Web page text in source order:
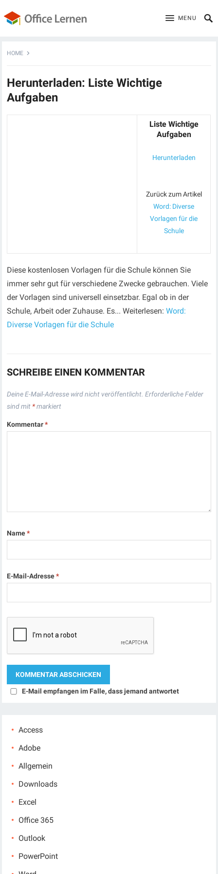
MENU
HOME
Herunterladen: Liste Wichtige
Aufgaben
Liste Wichtige
Aufgaben
Herunterladen
Zurück zum Artikel
Word: Diverse
Vorlagen für die
Schule
Diese kostenlosen Vorlagen für die Schule können Sie
immer sehr gut für verschiedene Zwecke gebrauchen. Viele
der Vorlagen sind universell einsetzbar. Egal ob in der
Schule, Arbeit oder Zuhause. Es... Weiterlesen:Word:
Diverse Vorlagen für die Schule
SCHREIBE EINEN KOMMENTAR
Deine E-Mail-Adresse wird nicht veröffentlicht. Erforderliche Felder
sind mit *markiert
Kommentar*
Name*
E-Mail-Adresse*
E-Mail empfangen im Falle, dass jemand antwortet
Access
Adobe
Allgemein
Downloads
Excel
Office 365
Outlook
PowerPoint